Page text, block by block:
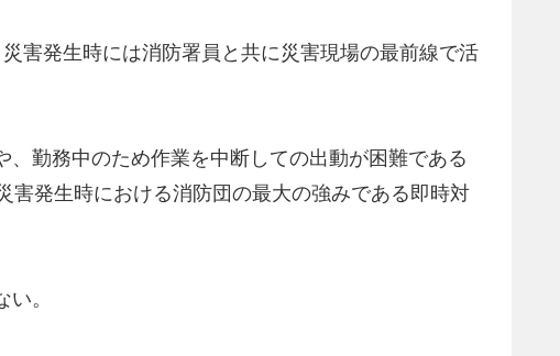
害発生時には消防署員と共に災害現場の最前線で活
勤務中のため作業を中断しての出動が困難である
害発生時における消防団の最大の強みである即時対
。